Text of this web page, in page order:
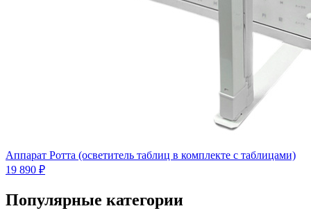
Аппарат Ротта (осветитель таблиц в комплекте с таблицами)
19 890 ₽
Популярные категории